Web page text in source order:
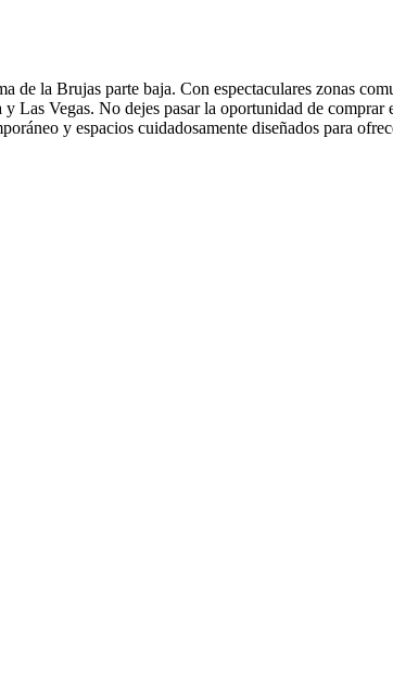
la Brujas parte baja. Con espectaculares zonas
Vegas. No dejes pasar la oportunidad de comprar
y espacios cuidadosamente diseñados para